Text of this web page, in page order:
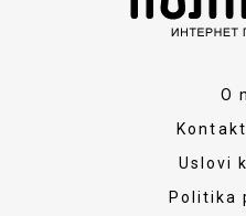
O
Uslovi
Politika